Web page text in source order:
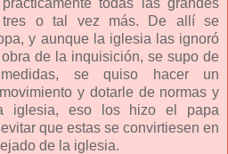
tres o tal vez más. De allí se
y aunque la iglesia las ignoró
de la inquisición, se supo de
se quiso hacer un
y dotarle de normas y
iglesia, eso los hizo el papa
que estas se convirtiesen en
de la iglesia.